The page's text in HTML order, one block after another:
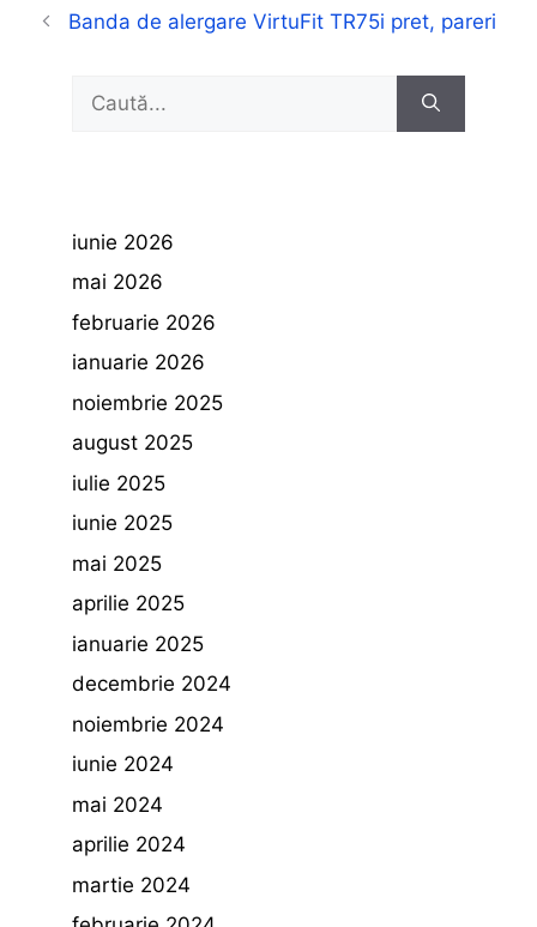
Banda de alergare VirtuFit TR75i pret, pareri
după:
iunie 2026
mai 2026
februarie 2026
ianuarie 2026
noiembrie 2025
august 2025
iulie 2025
iunie 2025
mai 2025
aprilie 2025
ianuarie 2025
decembrie 2024
noiembrie 2024
iunie 2024
mai 2024
aprilie 2024
martie 2024